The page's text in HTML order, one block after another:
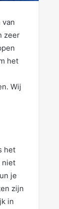
zeer
het
Wij
het
niet
je
zijn
in